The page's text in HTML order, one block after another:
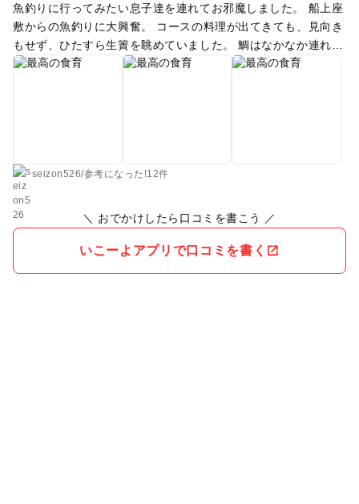
なるという特典つきです。 何度も行く方にはおススメです。
魚釣りに行ってみたい息子達を連れてお邪魔しました。 船上座
敷からの魚釣りに大興奮。 コースの料理が出てきても、見向き
もせず、ひたすら生簀を眺めていました。 鯛はなかなか連れな
かったので、離れにある鯵の生簀に。 ひっかけ釣りなので、釣
seizon526/参考になった!12件
＼ おでかけしたら口コミを書こう ／
いこーよアプリで口コミを書く